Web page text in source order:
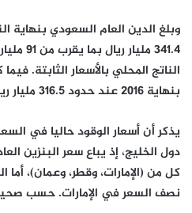
وبلغ الدين العام السعودي بنهاية
الناتج المحلي بالأسعار الثابتة.
بنهاية 2016 عند حدود 316.5 مليار ريال أي حوالي 84.4 مليار دولار.
يذكر أن أسعار الوقود حاليا في
دول الخليج، إذ يباع سعر البنزين
كل من (الإمارات، وقطر، وعمان)، أما
نصف السعر في الإمارات. حسب